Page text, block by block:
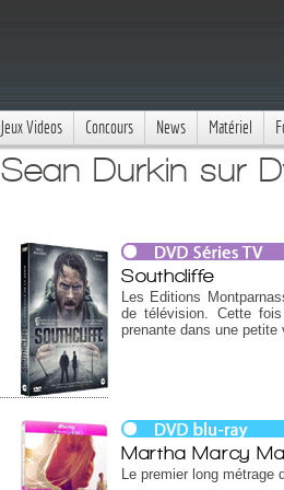
Jeux Videos Concours News Matériel
Sean Durkin sur
Southcliffe
Les Editions
de télévision. Cette
prenante dans une
Martha Marcy
Le premier long métrage